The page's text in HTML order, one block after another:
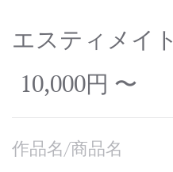
エスティメイト
10,000円 〜
作品名/商品名